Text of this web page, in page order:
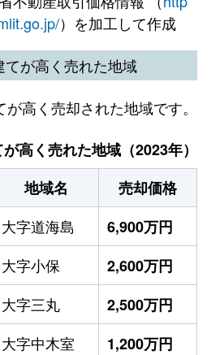
）を加工して作成
てが高く売れた地域
高く売却された地域です。
高く売れた地域（2023年）
地域名
売却価格
大字道海島
6,900万円
大字小保
2,600万円
大字三丸
2,500万円
大字中木室
1,200万円